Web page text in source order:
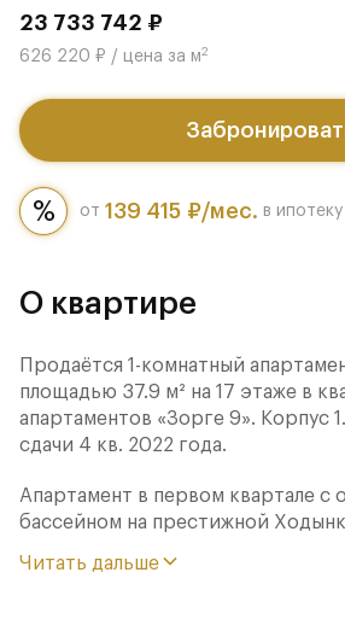
23 733 742 ₽
626 220 ₽ / цена за м2
от 139 415 ₽/мес. в ипотеку
О квартире
Продаётся 1-комнатный
площадью 37.9 м² на 17 этаже в
апартаментов «Зорге 9». Корпус
сдачи 4 кв. 2022 года.
Апартамент в первом квартале с
бассейном на престижной
2,8 м — вдохновляющие виды на
Читать дальше